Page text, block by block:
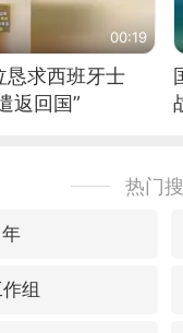
00:19
恳求西班牙士
返回国”
热门
组